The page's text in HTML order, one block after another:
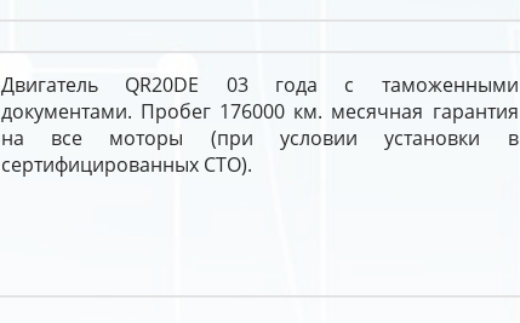
Двигатель QR20DE 03 года с таможенными
документами. Пробег 176000 км. месячная гарантия
на все моторы (при условии установки в
сертифицированных СТО).